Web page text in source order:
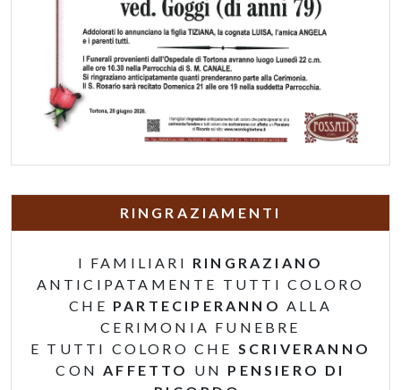
RINGRAZIAMENTI
I FAMILIARI RINGRAZIANO
ANTICIPATAMENTE TUTTI COLORO
CHE PARTECIPERANNO ALLA
CERIMONIA FUNEBRE
E TUTTI COLORO CHE SCRIVERANNO
CON AFFETTO UN PENSIERO DI